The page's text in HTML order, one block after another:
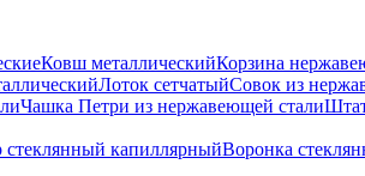
Ковш металлическийКорзина
Лоток сетчатыйСовок из
Чашка Петри из нержавеющей стали
стеклянный капиллярныйВоронка